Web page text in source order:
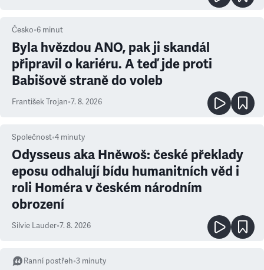
Česko•6 minut
Byla hvězdou ANO, pak ji skandál
připravil o kariéru. A teď jde proti
Babišově straně do voleb
František Trojan•7. 8. 2026
Společnost•4 minuty
Odysseus aka Hněwoš: české překlady
eposu odhalují bídu humanitních věd i
roli Homéra v českém národním
obrození
Silvie Lauder•7. 8. 2026
Ranní postřeh•3 minuty